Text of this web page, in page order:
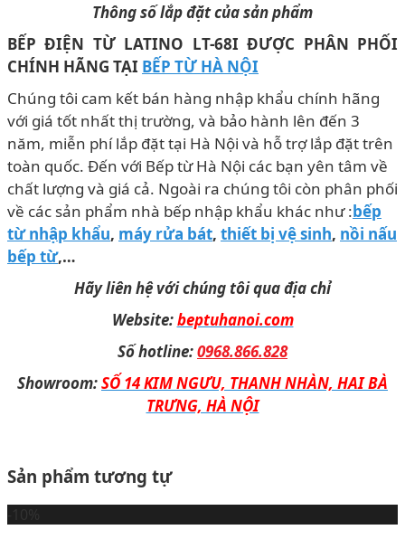
Thông số lắp đặt của sản phẩm
BẾP ĐIỆN TỪ LATINO LT-68I ĐƯỢC PHÂN PHỐI
CHÍNH HÃNG TẠI BẾP TỪ HÀ NỘI
Chúng tôi cam kết bán hàng nhập khẩu chính hãng
với giá tốt nhất thị trường, và bảo hành lên đến 3
năm, miễn phí lắp đặt tại Hà Nội và hỗ trợ lắp đặt trên
toàn quốc. Đến với Bếp từ Hà Nội các bạn yên tâm về
chất lượng và giá cả. Ngoài ra chúng tôi còn phân phối
về các sản phẩm nhà bếp nhập khẩu khác như :bếp
từ nhập khẩu, máy rửa bát, thiết bị vệ sinh, nồi nấu
bếp từ,…
Hãy liên hệ với chúng tôi qua địa chỉ
Website:beptuhanoi.com
Số hotline:0968.866.828
Showroom:SỐ 14 KIM NGƯU, THANH NHÀN, HAI BÀ
TRƯNG, HÀ NỘI
Sản phẩm tương tự